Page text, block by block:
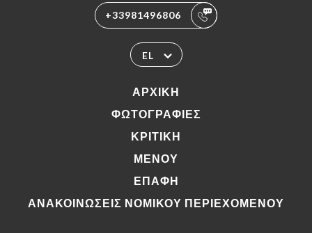
+33981496806
EL
ΑΡΧΙΚΉ
ΦΩΤΟΓΡΑΦΊΕΣ
ΚΡΙΤΙΚΉ
ΜΕΝΟΎ
ΕΠΑΦΉ
ΑΝΑΚΟΙΝΏΣΕΙΣ ΝΟΜΙΚΟΎ ΠΕΡΙΕΧΟΜΈΝΟΥ